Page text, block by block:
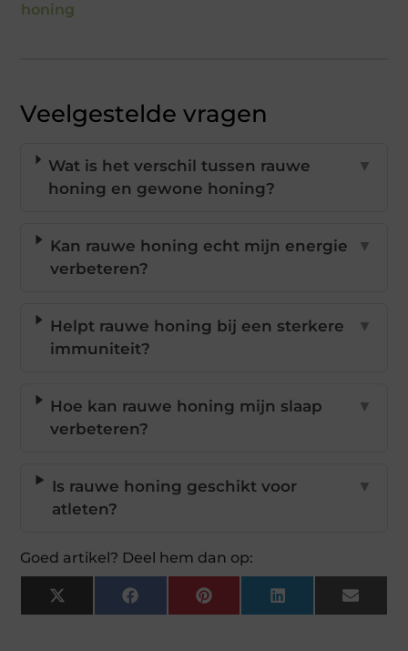
honing
Veelgestelde vragen
Wat is het verschil tussen rauwe
honing en gewone honing?
▼
Kan rauwe honing echt mijn energie
verbeteren?
▼
Helpt rauwe honing bij een sterkere
immuniteit?
▼
Hoe kan rauwe honing mijn slaap
verbeteren?
▼
Is rauwe honing geschikt voor
atleten?
▼
Goed artikel? Deel hem dan op:
X
(Twitter)
FacebookPinterestLinkedInEmail